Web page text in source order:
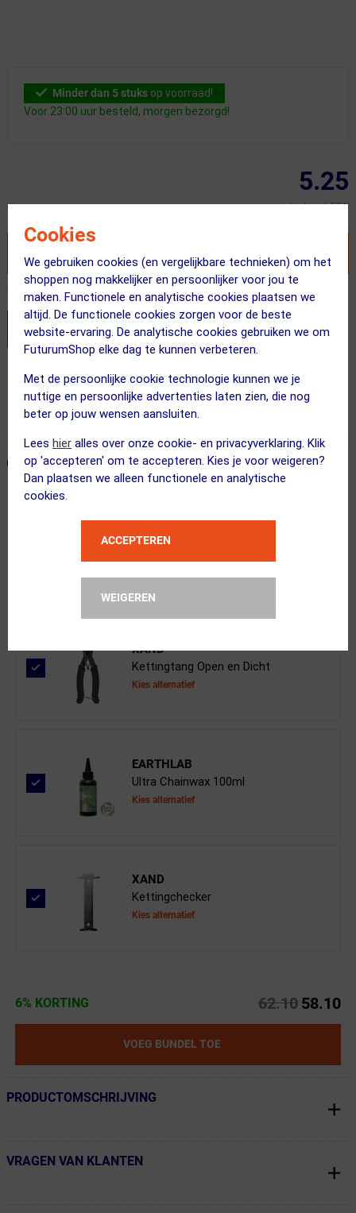
Cookies
We gebruiken cookies (en vergelijkbare technieken) om het
shoppen nog makkelijker en persoonlijker voor jou te
maken. Functionele en analytische cookies plaatsen we
altijd. De functionele cookies zorgen voor de beste
website-ervaring. De analytische cookies gebruiken we om
FuturumShop elke dag te kunnen verbeteren.
Met de persoonlijke cookie technologie kunnen we je
nuttige en persoonlijke advertenties laten zien, die nog
beter op jouw wensen aansluiten.
Lees hier alles over onze cookie- en privacyverklaring. Klik
op 'accepteren' om te accepteren. Kies je voor weigeren?
Dan plaatsen we alleen functionele en analytische
cookies.
ACCEPTEREN
WEIGEREN
Minder dan 5 stuks op voorraad!
Voor 23:00 uur besteld, morgen bezorgd!
5.25
Inclusief BTW
Recent besteld door 5 klanten! Bestel ook snel!
Stel je productvragen aan onze AI assistent
Gratis verzending vanaf €49
Voor 23:00 uur besteld, morgen in huis
365 dagen retourrecht
← Terug naar productnavigatie
ONZE AANBEVOLEN COMBINATIE
BBB Cycling
SmartLink II BCH-08 Sluitschakel 8-...
XAND
Kettingtang Open en Dicht
Kies alternatief
EARTHLAB
Ultra Chainwax 100ml
Kies alternatief
XAND
Kettingchecker
Kies alternatief
6% KORTING 62.10 58.10
VOEG BUNDEL TOE
← Terug naar productnavigatie
PRODUCTOMSCHRIJVING
← Terug naar productnavigatie
VRAGEN VAN KLANTEN